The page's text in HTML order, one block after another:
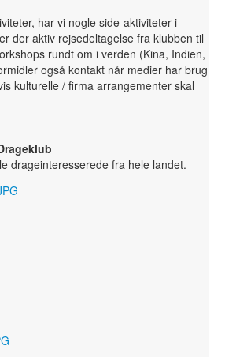
har vi nogle side-aktiviteter i
der aktiv rejsedeltagelse fra klubben til
rundt om i verden (Kina, Indien,
også kontakt når medier har brug
kulturelle / firma arrangementer skal
drageinteresserede fra hele landet.